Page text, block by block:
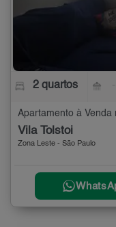
2 quartos
Apartamento à Venda
Vila Tolstoi
Zona Leste - São Paulo